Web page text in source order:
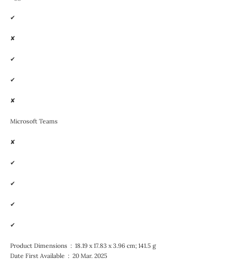
✔
✘
✔
✔
✘
Microsoft Teams
✘
✔
✔
✔
✔
Product Dimensions ‏ : ‎ 18.19 x 17.83 x 3.96 cm; 141.5 g
Date First Available ‏ : ‎ 20 Mar. 2025